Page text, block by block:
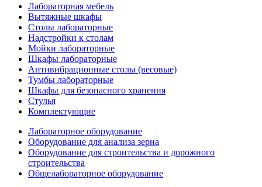
Лабораторная мебель
Вытяжные шкафы
Столы лабораторные
Надстройки к столам
Мойки лабораторные
Шкафы лабораторные
Антивибрационные столы (весовые)
Тумбы лабораторные
Шкафы для безопасного хранения
Стулья
Комплектующие
Лабораторное оборудование
Оборудование для анализа зерна
Оборудование для строительства и дорожного
строительства
Общелабораторное оборудование